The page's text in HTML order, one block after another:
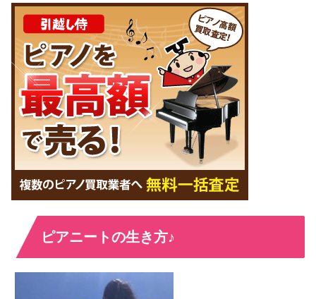
ピアニートの生き方♪